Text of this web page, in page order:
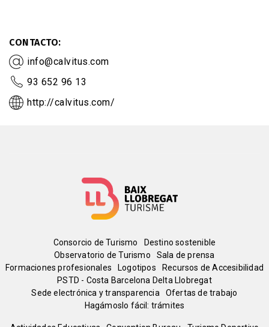
CONTACTO
info@calvitus.com
93 652 96 13
http://calvitus.com/
Menú
del
pie
Consorcio de Turismo
Destino sostenible
Observatorio de Turismo
Sala de prensa
Formaciones profesionales
Logotipos
Recursos de Accesibilidad
PSTD - Costa Barcelona Delta Llobregat
Sede electrónica y transparencia
Ofertas de trabajo
Hagámoslo fácil: trámites